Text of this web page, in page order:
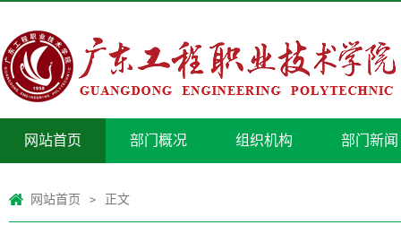
网站首页 部门概况 组织机构 部门新闻
网站首页 > 正文